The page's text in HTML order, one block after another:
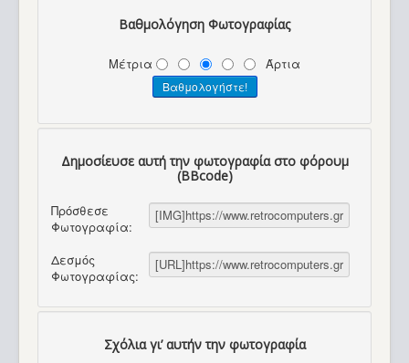
Βαθμολόγηση Φωτογραφίας
Μέτρια Άρτια
Δημοσίευσε αυτή την φωτογραφία στο φόρουμ
(BBcode)
Πρόσθεσε
Φωτογραφία:
Δεσμός
Φωτογραφίας:
Σχόλια γι’ αυτήν την φωτογραφία